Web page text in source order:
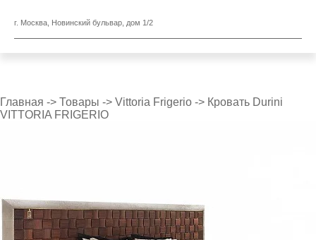
г. Москва, Новинский бульвар, дом 1/2
Главная -> Товары -> Vittoria Frigerio -> Кровать Durini
VITTORIA FRIGERIO